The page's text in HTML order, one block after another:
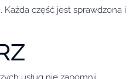
część jest sprawdzona i